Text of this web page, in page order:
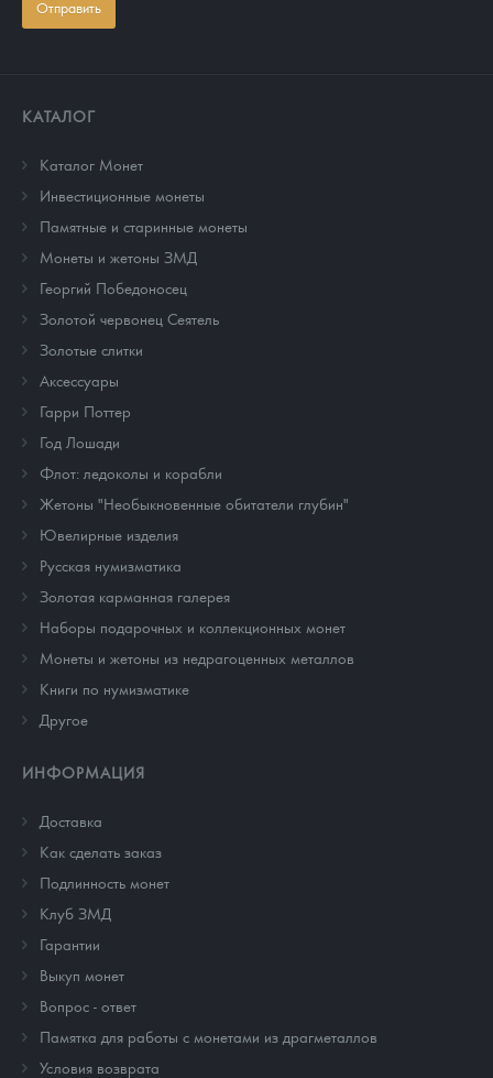
Отправить
КАТАЛОГ
Каталог Монет
Инвестиционные монеты
Памятные и старинные монеты
Монеты и жетоны ЗМД
Георгий Победоносец
Золотой червонец Сеятель
Золотые слитки
Аксессуары
Гарри Поттер
Год Лошади
Флот: ледоколы и корабли
Жетоны "Необыкновенные обитатели глубин"
Ювелирные изделия
Русская нумизматика
Золотая карманная галерея
Наборы подарочных и коллекционных монет
Монеты и жетоны из недрагоценных металлов
Книги по нумизматике
Другое
ИНФОРМАЦИЯ
Доставка
Как сделать заказ
Подлинность монет
Клуб ЗМД
Гарантии
Выкуп монет
Вопрос - ответ
Памятка для работы с монетами из драгметаллов
Условия возврата